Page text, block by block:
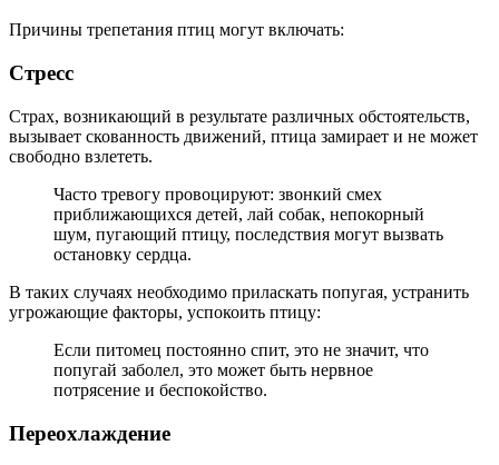
Причины трепетания птиц могут включать:
Стресс
Страх, возникающий в результате различных обстоятельств,
вызывает скованность движений, птица замирает и не может
свободно взлететь.
Часто тревогу провоцируют: звонкий смех
приближающихся детей, лай собак, непокорный
шум, пугающий птицу, последствия могут вызвать
остановку сердца.
В таких случаях необходимо приласкать попугая, устранить
угрожающие факторы, успокоить птицу:
Если питомец постоянно спит, это не значит, что
попугай заболел, это может быть нервное
потрясение и беспокойство.
Переохлаждение